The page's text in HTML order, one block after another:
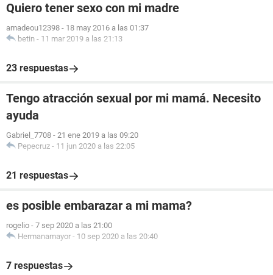
Quiero tener sexo con mi madre
amadeou12398 - 18 may 2016 a las 01:37
betin - 11 mar 2019 a las 21:13
23 respuestas
Tengo atracción sexual por mi mamá. Necesito
ayuda
Gabriel_7708 - 21 ene 2019 a las 09:20
Pepecruz - 11 jun 2020 a las 22:05
21 respuestas
es posible embarazar a mi mama?
rogelio - 7 sep 2020 a las 21:00
Hermanamayor - 10 sep 2020 a las 20:40
7 respuestas